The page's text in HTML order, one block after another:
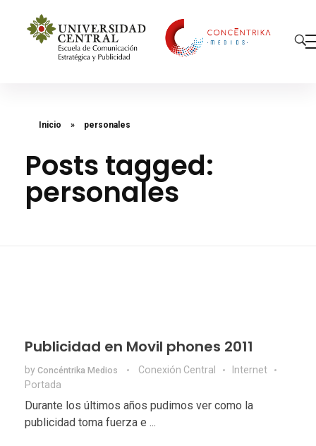
Inicio » personales
Posts tagged:
personales
Publicidad en Movil phones 2011
by Concéntrika Medios Conexión Central
Internet
Portada
Durante los últimos años pudimos ver como la
publicidad toma fuerza e ...